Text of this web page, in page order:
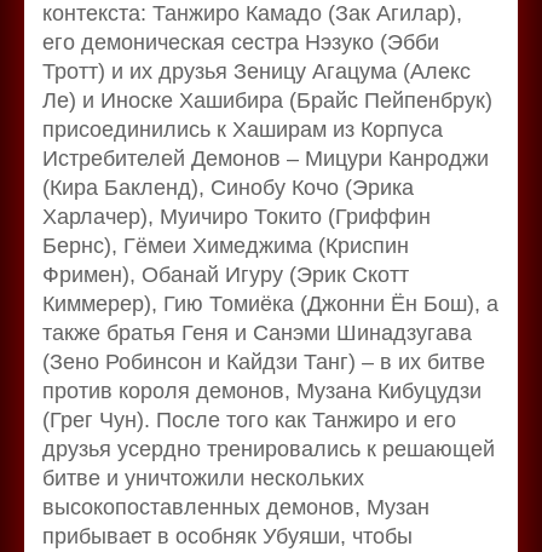
контекста: Танжиро Камадо (Зак Агилар),
его демоническая сестра Нэзуко (Эбби
Тротт) и их друзья Зеницу Агацума (Алекс
Ле) и Иноске Хашибира (Брайс Пейпенбрук)
присоединились к Хаширам из Корпуса
Истребителей Демонов – Мицури Канроджи
(Кира Бакленд), Синобу Кочо (Эрика
Харлачер), Муичиро Токито (Гриффин
Бернс), Гёмеи Химеджима (Криспин
Фримен), Обанай Игуру (Эрик Скотт
Киммерер), Гию Томиёка (Джонни Ён Бош), а
также братья Геня и Санэми Шинадзугава
(Зено Робинсон и Кайдзи Танг) – в их битве
против короля демонов, Музана Кибуцудзи
(Грег Чун). После того как Танжиро и его
друзья усердно тренировались к решающей
битве и уничтожили нескольких
высокопоставленных демонов, Музан
прибывает в особняк Убуяши, чтобы